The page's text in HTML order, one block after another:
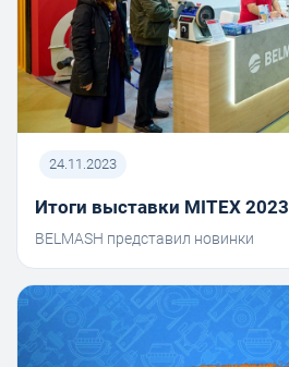
24.11.2023
Итоги выставки MITEX 2023
BELMASH представил новинки